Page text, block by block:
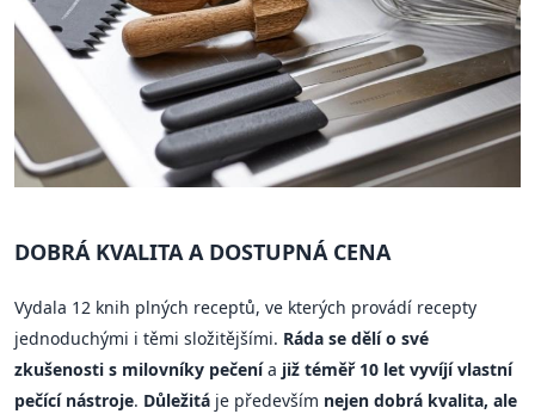
DOBRÁ KVALITA A DOSTUPNÁ CENA
Vydala 12 knih plných receptů, ve kterých provádí recepty
jednoduchými i těmi složitějšími. Ráda se dělí o své
zkušenosti s milovníky pečenía již téměř 10 let vyvíjí vlastní
pečící nástroje. Důležitá je především nejen dobrá kvalita, ale